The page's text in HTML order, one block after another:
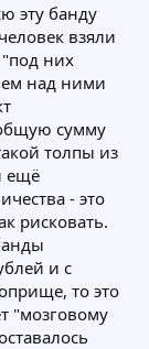
эту банду
взяли
них
над ними
сумму
толпы из
ещё
- это
рисковать.
и с
то это
"мозговому